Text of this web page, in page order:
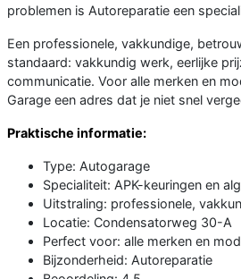
problemen is Autoreparatie een
Een professionele, vakkundige,
standaard: vakkundig werk, eerlijke
communicatie. Voor alle merken en
Garage een adres dat je niet snel
Praktische informatie:
Type: Autogarage
Specialiteit: APK-keuringen en
Uitstraling: professionele,
Locatie: Condensatorweg 30-A
Perfect voor: alle merken en
Bijzonderheid: Autoreparatie